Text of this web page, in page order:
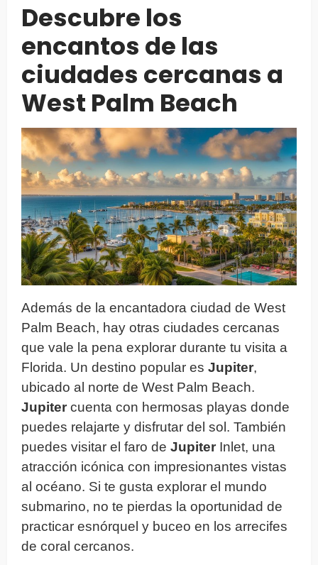
Descubre los
encantos de las
ciudades cercanas a
West Palm Beach
Además de la encantadora ciudad de West
Palm Beach, hay otras ciudades cercanas
que vale la pena explorar durante tu visita a
Florida. Un destino popular es Jupiter,
ubicado al norte de West Palm Beach.
Jupiter cuenta con hermosas playas donde
puedes relajarte y disfrutar del sol. También
puedes visitar el faro de Jupiter Inlet, una
atracción icónica con impresionantes vistas
al océano. Si te gusta explorar el mundo
submarino, no te pierdas la oportunidad de
practicar esnórquel y buceo en los arrecifes
de coral cercanos.